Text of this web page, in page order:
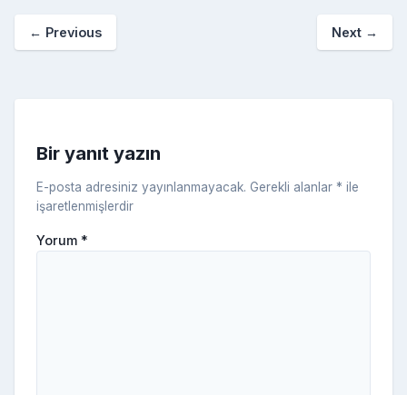
o
er
a
c a
ki
← Previous Next →
Bir yanıt yazın
E-posta adresiniz yayınlanmayacak. Gerekli alanlar * ile
işaretlenmişlerdir
Yorum *